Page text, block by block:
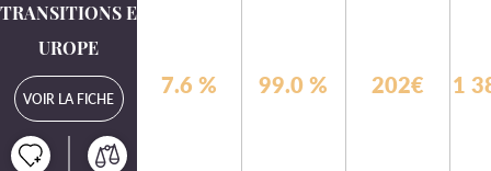
TRANSITIONS E
UROPE
VOIR LA FICHE
7.6 % 99.0 % 202€ 1